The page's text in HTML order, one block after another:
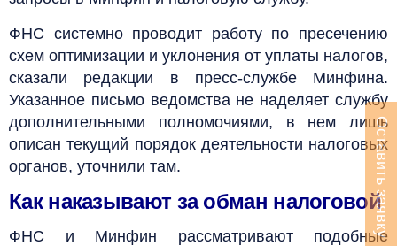
ФНС системно проводит работу по пресечению
схем оптимизации и уклонения от уплаты налогов,
сказали редакции в пресс-службе Минфина.
Указанное письмо ведомства не наделяет службу
дополнительными полномочиями, в нем лишь
описан текущий порядок деятельности налоговых
органов, уточнили там.
Как наказывают за обман налоговой
ФНС и Минфин рассматривают подобные
Оставить заявку